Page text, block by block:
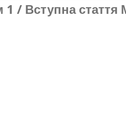
1 / Вступна стаття